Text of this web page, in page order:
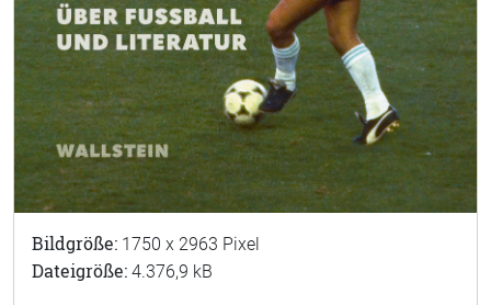
Bildgröße: 1750 x 2963 Pixel
Dateigröße: 4.376,9 kB